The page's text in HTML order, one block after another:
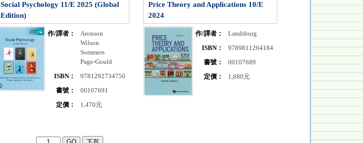
Social Psychology 11/E 2025 (Global
Edition)
作/譯者：
Aronson
Wilson
Sommers
Page-Gould
ISBN：
9781292734750
書號：
00107691
定價：
1,470元
Price Theory and Applications 10/E
2024
作/譯者：
Landsburg
ISBN：
9789811264184
書號：
00107689
定價：
1,680元